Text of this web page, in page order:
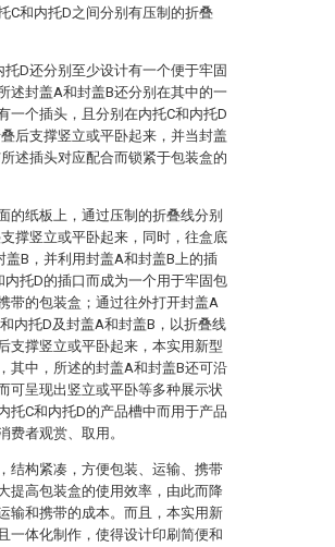
C和内托D之间分别有压制的折叠
D还分别至少设计有一个便于牢固
述封盖A和封盖B还分别在其中的一
一个插头，且分别在内托C和内托D
后支撑竖立或平卧起来，并当封盖
述插头对应配合而锁紧于包装盒的
的纸板上，通过压制的折叠线分别
撑竖立或平卧起来，同时，往盒底
盖B，并利用封盖A和封盖B上的插
内托D的插口而成为一个用于牢固包
带的包装盒；通过往外打开封盖A
内托D及封盖A和封盖B，以折叠线
支撑竖立或平卧起来，本实用新型
其中，所述的封盖A和封盖B还可沿
可呈现出竖立或平卧等多种展示状
托C和内托D的产品槽中而用于产品
费者观赏、取用。
结构紧凑，方便包装、运输、携带
提高包装盒的使用效率，由此而降
输和携带的成本。而且，本实用新
一体化制作，使得设计印刷简便和